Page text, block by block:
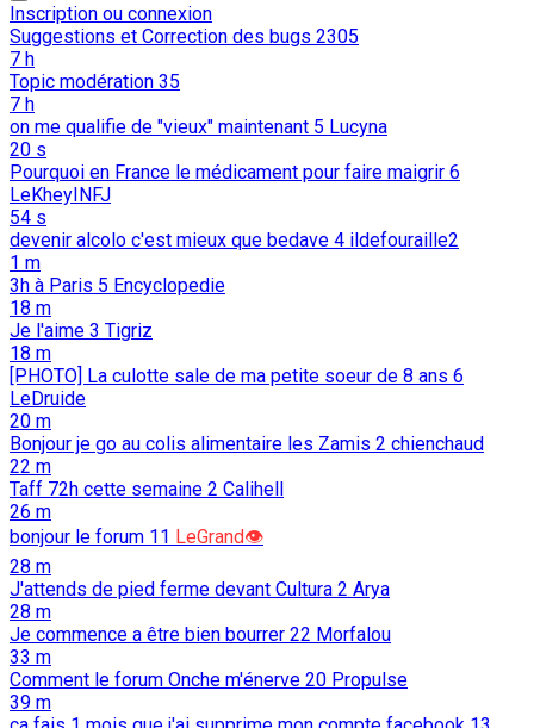
Inscription ou connexion
Suggestions et Correction des bugs 2305
7 h
Topic modération 35
7 h
on me qualifie de "vieux" maintenant 5 Lucyna
20 s
Pourquoi en France le médicament pour faire maigrir 6
LeKheyINFJ
54 s
devenir alcolo c'est mieux que bedave 4 ildefouraille2
1 m
3h à Paris 5 Encyclopedie
18 m
Je l'aime 3 Tigriz
18 m
[PHOTO] La culotte sale de ma petite soeur de 8 ans 6
LeDruide
20 m
Bonjour je go au colis alimentaire les Zamis 2 chienchaud
22 m
Taff 72h cette semaine 2 Calihell
26 m
bonjour le forum 11 LeGrand👁️
28 m
J'attends de pied ferme devant Cultura 2 Arya
28 m
Je commence a être bien bourrer 22 Morfalou
33 m
Comment le forum Onche m'énerve 20 Propulse
39 m